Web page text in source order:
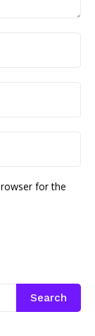
for the
Search